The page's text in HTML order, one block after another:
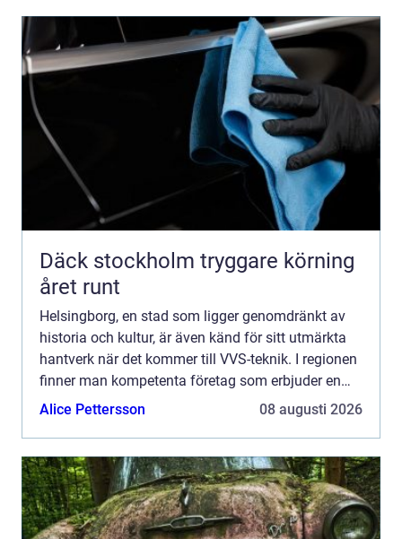
Däck stockholm tryggare körning
året runt
Helsingborg, en stad som ligger genomdränkt av
historia och kultur, är även känd för sitt utmärkta
hantverk när det kommer till VVS-teknik. I regionen
finner man kompetenta företag som erbjuder en
rad tjän...
Alice Pettersson 08 augusti 2026